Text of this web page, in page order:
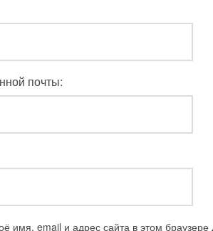
почты:
имя, email и адрес сайта в этом